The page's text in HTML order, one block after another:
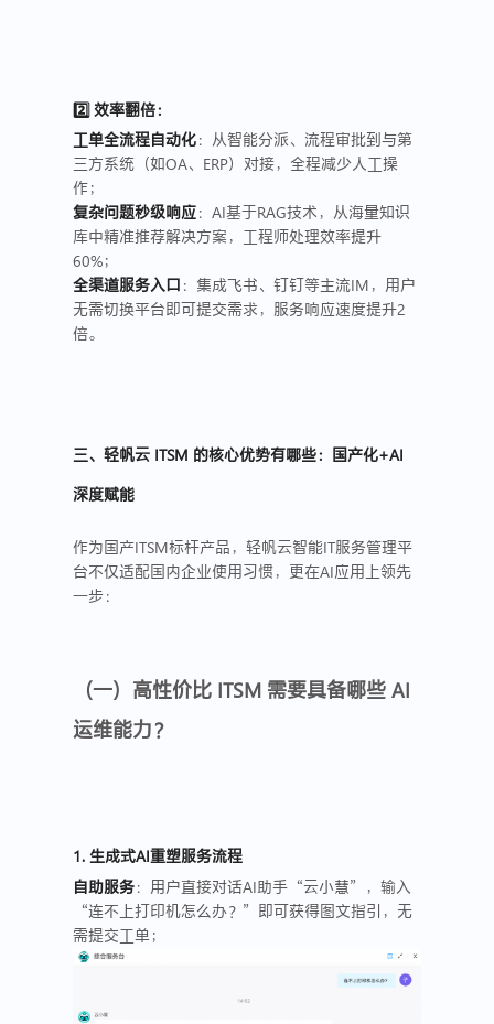
2️⃣ 效率翻倍：
工单全流程自动化：从智能分派、流程审批到与第
三方系统（如OA、ERP）对接，全程减少人工操
作；
复杂问题秒级响应：AI基于RAG技术，从海量知识
库中精准推荐解决方案，工程师处理效率提升
60%；
全渠道服务入口 ：集成飞书、钉钉等主流IM，用户
无需切换平台即可提交需求，服务响应速度提升2
倍。
三、轻帆云 ITSM 的核心优势有哪些：国产化+AI
深度赋能
作为国产ITSM标杆产品，轻帆云智能IT服务管理平
台不仅适配国内企业使用习惯，更在AI应用上领先
一步：
（一）高性价比 ITSM 需要具备哪些 AI
运维能力？
1. 生成式AI重塑服务流程
自助服务：用户直接对话AI助手“云小慧”，输入
“连不上打印机怎么办？”即可获得图文指引，无
需提交工单；